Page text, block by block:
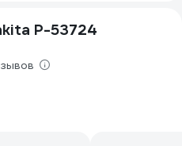
P-53724